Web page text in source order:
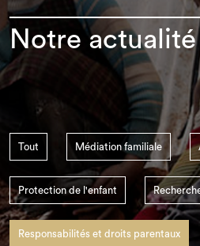
Notre actualité
Tout Médiation familiale
Protection de l'enfant
Responsabilités et droits parentaux